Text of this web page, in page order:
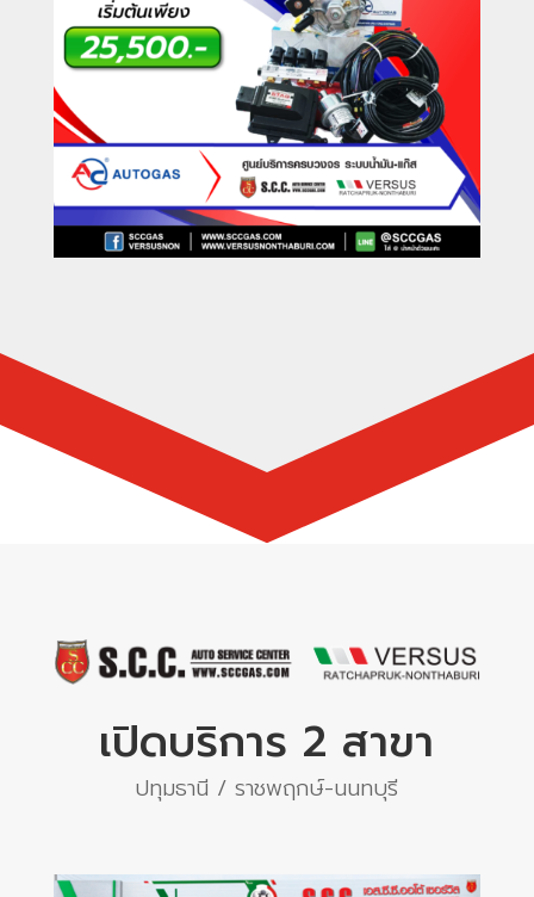
เปิดบริการ 2 สาขา
ปทุมธานี / ราชพฤกษ์-นนทบุรี